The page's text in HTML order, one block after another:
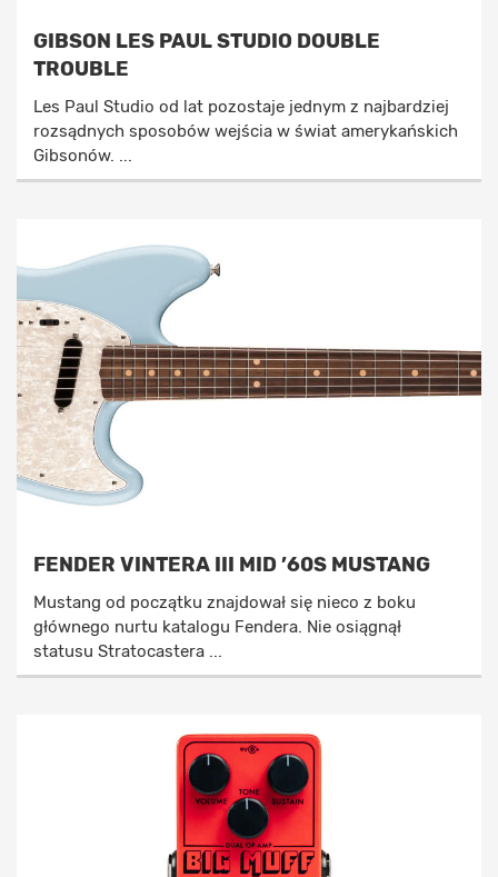
GIBSON LES PAUL STUDIO DOUBLE
TROUBLE
Les Paul Studio od lat pozostaje jednym z najbardziej
rozsądnych sposobów wejścia w świat amerykańskich
Gibsonów. ...
FENDER VINTERA III MID ’60S MUSTANG
Mustang od początku znajdował się nieco z boku
głównego nurtu katalogu Fendera. Nie osiągnął
statusu Stratocastera ...